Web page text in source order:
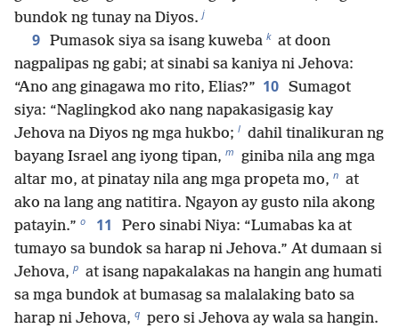
bundok ng tunay na Diyos. j
9 Pumasok siya sa isang kuweba k at doon
nagpalipas ng gabi; at sinabi sa kaniya ni Jehova:
“Ano ang ginagawa mo rito, Elias?” 10 Sumagot
siya: “Naglingkod ako nang napakasigasig kay
Jehova na Diyos ng mga hukbo; l dahil tinalikuran ng
bayang Israel ang iyong tipan, m giniba nila ang mga
altar mo, at pinatay nila ang mga propeta mo, n at
ako na lang ang natitira. Ngayon ay gusto nila akong
patayin.” o 11
Pero sinabi Niya: “Lumabas ka at
tumayo sa bundok sa harap ni Jehova.” At dumaan si
Jehova, p at isang napakalakas na hangin ang humati
sa mga bundok at bumasag sa malalaking bato sa
harap ni Jehova, q pero si Jehova ay wala sa hangin.